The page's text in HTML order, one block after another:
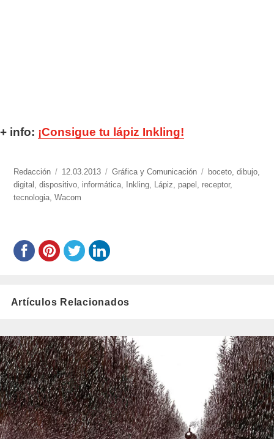
+ info: ¡Consigue tu lápiz Inkling!
https://www.experimenta.es/author/redaccion/
Redacción
Publicado
el
12.03.2013 Categorías
Gráfica y Comunicación Etiquetas
boceto,dibujo,
digital ,dispositivo, informática, Inkling, Lápiz, papel , receptor,
tecnologia,Wacom
Artículos Relacionados